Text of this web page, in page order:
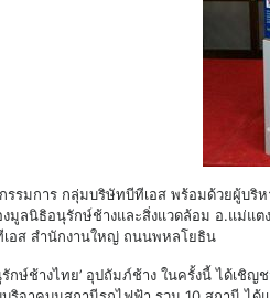
รมการ กลุ่มบริษัทบีทีเอส พร้อมด้วยผู้บริ
มูลนิธิอนุรักษ์ช้างและสิ่งแวดล้อม อ.แม่แ
อส สํานักงานใหญ่ ถนนพหลโยธิน
รักษ์ช้างไทย’ อุปถัมภ์ช้าง ในครั้งนี้ ได้เ